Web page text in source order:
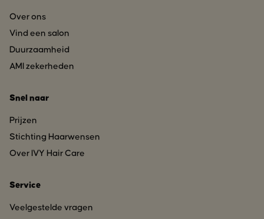
Over ons
Vind een salon
Duurzaamheid
AMI zekerheden
Snel naar
Prijzen
Stichting Haarwensen
Over IVY Hair Care
Service
Veelgestelde vragen